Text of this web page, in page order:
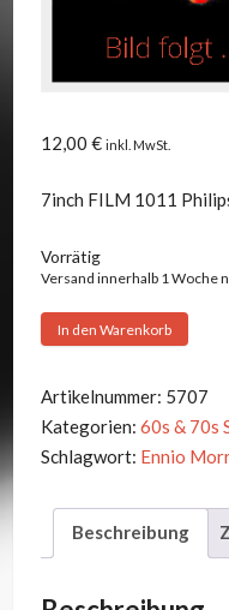
12,00 € inkl. MwSt.
7inch FILM 1011
Vorrätig
Versand innerhalb 1 Woche
Ennio
-
For
A
Dollars
More-
EP
Menge
In den Warenkorb
Artikelnummer: 5707
Kategorien: 60s & 70s
Schlagwort: Ennio
Beschreibung